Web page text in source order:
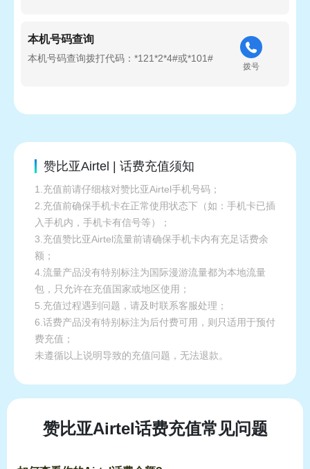
本机号码查询
本机号码查询拨打代码：*121*2*4#或*101#
拨号
赞比亚Airtel | 话费充值须知
1.充值前请仔细核对赞比亚Airtel手机号码；
2.充值前确保手机卡在正常使用状态下（如：手机卡已插
入手机内，手机卡有信号等）；
3.充值赞比亚Airtel流量前请确保手机卡内有充足话费余
额；
4.流量产品没有特别标注为国际漫游流量都为本地流量
包，只允许在充值国家或地区使用；
5.充值过程遇到问题，请及时联系客服处理；
6.话费产品没有特别标注为后付费可用，则只适用于预付
费充值；
未遵循以上说明导致的充值问题，无法退款。
赞比亚Airtel话费充值常见问题